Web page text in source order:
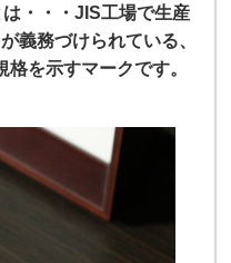
・・・JIS工場で生産
義務づけられている、
を示すマークです。